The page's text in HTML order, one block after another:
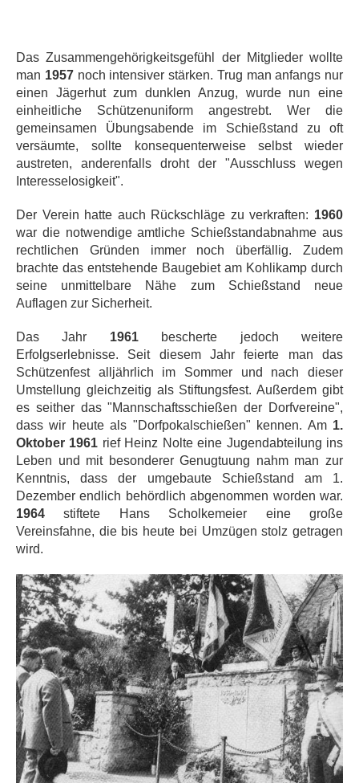
Das Zusammengehörigkeitsgefühl der Mitglieder wollte
man 1957noch intensiver stärken. Trug man anfangs nur
einen Jägerhut zum dunklen Anzug, wurde nun eine
einheitliche Schützenuniform angestrebt. Wer die
gemeinsamen Übungsabende im Schießstand zu oft
versäumte, sollte konsequenterweise selbst wieder
austreten, anderenfalls droht der "Ausschluss wegen
Interesselosigkeit".
Der Verein hatte auch Rückschläge zu verkraften: 1960
war die notwendige amtliche Schießstandabnahme aus
rechtlichen Gründen immer noch überfällig. Zudem
brachte das entstehende Baugebiet am Kohlikamp durch
seine unmittelbare Nähe zum Schießstand neue
Auflagen zur Sicherheit.
Das Jahr 1961bescherte jedoch weitere
Erfolgserlebnisse. Seit diesem Jahr feierte man das
Schützenfest alljährlich im Sommer und nach dieser
Umstellung gleichzeitig als Stiftungsfest. Außerdem gibt
es seither das "Mannschaftsschießen der Dorfvereine",
dass wir heute als "Dorfpokalschießen" kennen. Am 1.
Oktober 1961 rief Heinz Nolte eine Jugendabteilung ins
Leben und mit besonderer Genugtuung nahm man zur
Kenntnis, dass der umgebaute Schießstand am 1.
Dezember endlich behördlich abgenommen worden war.
1964 stiftete Hans Scholkemeier eine große
Vereinsfahne, die bis heute bei Umzügen stolz getragen
wird.